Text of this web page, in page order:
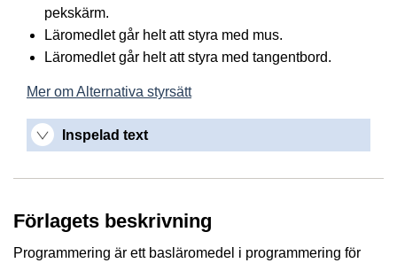
pekskärm.
Läromedlet går helt att styra med mus.
Läromedlet går helt att styra med tangentbord.
Mer om Alternativa styrsätt
Inspelad text
Förlagets beskrivning
Programmering är ett basläromedel i programmering för